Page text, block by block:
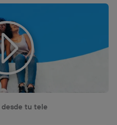
tu tele